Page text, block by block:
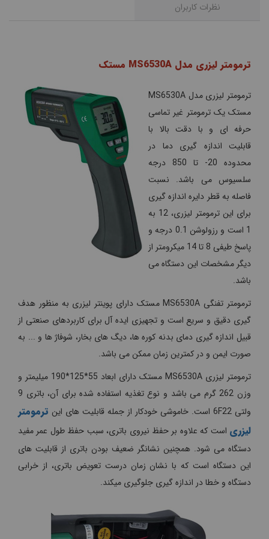
نظرات کاربران
ترمومتر لیزری مدل MS6530A مستک
ترمومتر لیزری مدل MS6530A
مستک یک ترمومتر غیر تماسی
حرفه ای و با دقت بالا با
قابلیت اندازه گیری دما در
محدوده 20- تا 850 درجه
سلسیوس می باشد. نسبت
فاصله به قطر دایره اندازه گیری
برای این ترمومتر لیزری، 12 به
1 است و رزولوشن 0.1 درجه و
پاسخ طیفی 8 تا 14 میکرومتر از
دیگر مشخصات این دستگاه می
باشد.
ترمومتر تفنگی MS6530A مستک دارای پوینتر لیزری به منظور هدف
گیری دقیق و سریع است و تجهیزی ایده آل برای کاربردهای صنعتی از
قبیل اندازه گیری دمای بدنه کوره ها، دیگ های بخار، شوفاژ ها و ... به
صورت ایمن و در کمترین زمان ممکن می باشد.
ترمومتر لیزری MS6530A مستک دارای ابعاد 55*125*190 میلیمتر و
وزن 262 گرم می باشد و نوع تغذیه استفاده شده برای آن، باتری 9
ولتی 6F22 است. خاموشی خودکار از جمله قابلیت های این
ترمومتر
لیزری است که علاوه بر حفظ نیروی باتری، سبب حفظ طول عمر مفید
دستگاه می شود. همچنین نشانگر ضعیف بودن باتری از قابلیت های
این دستگاه است که با نشان زمان درست تعویض باتری، از خرابی
دستگاه و خطا در اندازه گیری جلوگیری میکند.